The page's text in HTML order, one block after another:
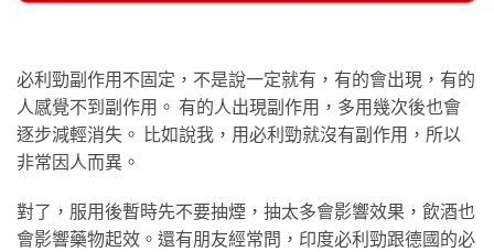
必利勁副作用不固定，不是說一定就有，有的會出現，有的
人感覺不到副作用。 有的人出現副作用，多用幾次後也會
逐步減輕消失。 比如說我，用必利勁就沒有副作用，所以
非常因人而異。
對了，服用後暫時先不要抽煙，抽太多會影響效果，飲酒也
會影響藥物起效。還有朋友經常問，印度必利勁跟德國的必